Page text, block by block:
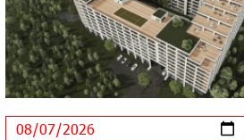
զարգանում են
հանքարդյունաբերության շնորհիվ․
11:18:51 7-08-2026
Ucom-ի աջակցությամբ
ներկայացվեց
կենդանիներին» կրթական խաղը